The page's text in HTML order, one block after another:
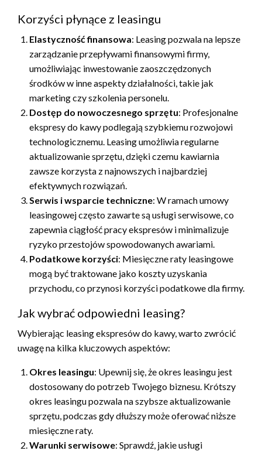
Korzyści płynące z leasingu
Elastyczność finansowa: Leasing pozwala na lepsze
zarządzanie przepływami finansowymi firmy,
umożliwiając inwestowanie zaoszczędzonych
środków w inne aspekty działalności, takie jak
marketing czy szkolenia personelu.
Dostęp do nowoczesnego sprzętu: Profesjonalne
ekspresy do kawy podlegają szybkiemu rozwojowi
technologicznemu. Leasing umożliwia regularne
aktualizowanie sprzętu, dzięki czemu kawiarnia
zawsze korzysta z najnowszych i najbardziej
efektywnych rozwiązań.
Serwis i wsparcie techniczne: W ramach umowy
leasingowej często zawarte są usługi serwisowe, co
zapewnia ciągłość pracy ekspresów i minimalizuje
ryzyko przestojów spowodowanych awariami.
Podatkowe korzyści: Miesięczne raty leasingowe
mogą być traktowane jako koszty uzyskania
przychodu, co przynosi korzyści podatkowe dla firmy.
Jak wybrać odpowiedni leasing?
Wybierając leasing ekspresów do kawy, warto zwrócić
uwagę na kilka kluczowych aspektów:
Okres leasingu: Upewnij się, że okres leasingu jest
dostosowany do potrzeb Twojego biznesu. Krótszy
okres leasingu pozwala na szybsze aktualizowanie
sprzętu, podczas gdy dłuższy może oferować niższe
miesięczne raty.
Warunki serwisowe: Sprawdź, jakie usługi